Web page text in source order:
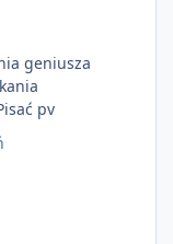
geniusza
pv